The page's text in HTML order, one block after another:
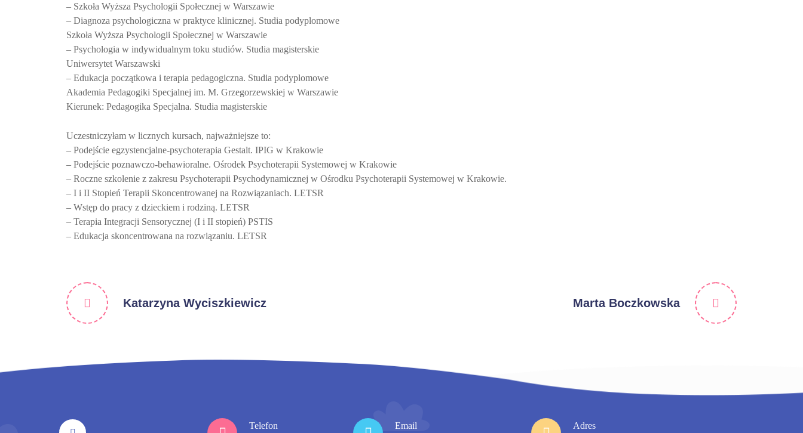
– Szkoła Wyższa Psychologii Społecznej w Warszawie
– Diagnoza psychologiczna w praktyce klinicznej. Studia podyplomowe
Szkoła Wyższa Psychologii Społecznej w Warszawie
– Psychologia w indywidualnym toku studiów. Studia magisterskie
Uniwersytet Warszawski
– Edukacja początkowa i terapia pedagogiczna. Studia podyplomowe
Akademia Pedagogiki Specjalnej im. M. Grzegorzewskiej w Warszawie
Kierunek: Pedagogika Specjalna. Studia magisterskie
Uczestniczyłam w licznych kursach, najważniejsze to:
– Podejście egzystencjalne-psychoterapia Gestalt. IPIG w Krakowie
– Podejście poznawczo-behawioralne. Ośrodek Psychoterapii Systemowej w Krakowie
– Roczne szkolenie z zakresu Psychoterapii Psychodynamicznej w Ośrodku Psychoterapii Systemowej w Krakowie.
– I i II Stopień Terapii Skoncentrowanej na Rozwiązaniach. LETSR
– Wstęp do pracy z dzieckiem i rodziną. LETSR
– Terapia Integracji Sensorycznej (I i II stopień) PSTIS
– Edukacja skoncentrowana na rozwiązaniu. LETSR
Katarzyna Wyciszkiewicz Marta Boczkowska
Telefon Email Adres